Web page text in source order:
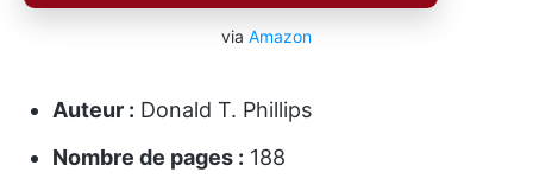
via Amazon
Auteur : Donald T. Phillips
Nombre de pages : 188